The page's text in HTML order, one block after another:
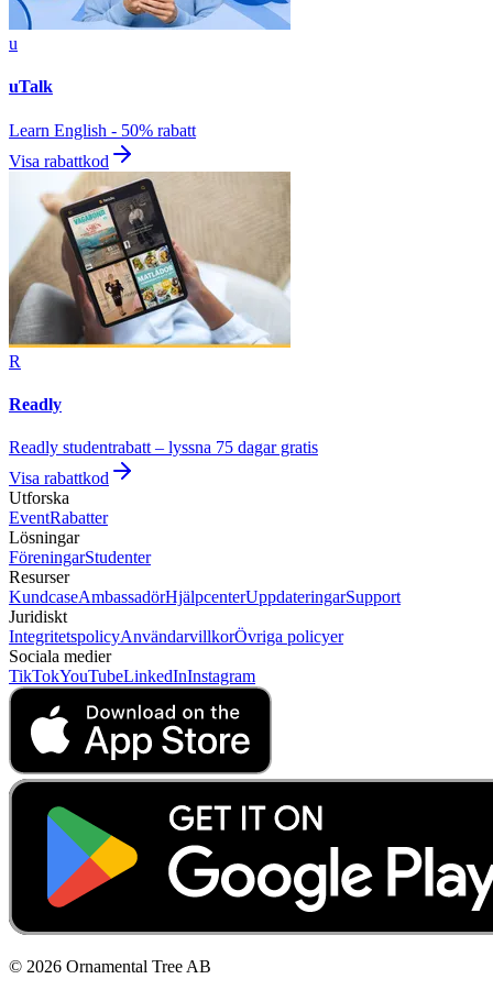
u
uTalk
Learn English - 50% rabatt
Visa rabattkod
R
Readly
Readly studentrabatt – lyssna 75 dagar gratis
Visa rabattkod
Utforska
EventRabatter
Lösningar
FöreningarStudenter
Resurser
KundcaseAmbassadörHjälpcenterUppdateringarSupport
Juridiskt
IntegritetspolicyAnvändarvillkorÖvriga policyer
Sociala medier
TikTokYouTubeLinkedInInstagram
© 2026 Ornamental Tree AB